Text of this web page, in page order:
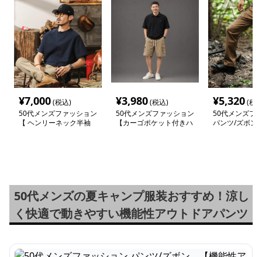
¥7,000(税込)
50代メンズファッション
【 ヘンリーネック半袖
¥3,980(税込)
50代メンズファッション
【カーゴポケット付きハ
¥5,320(税
50代メンズフ
パンツ/ズボ
50代メンズの夏キャンプ服装おすすめ！涼し
く快適で動きやすい機能性アウトドアパンツ